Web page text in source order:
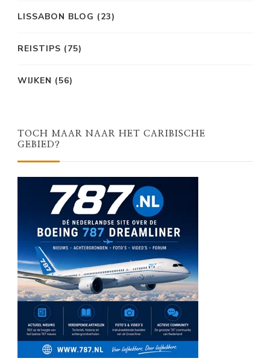
LISSABON BLOG (23)
REISTIPS (75)
WIJKEN (56)
TOCH MAAR NAAR HET CARIBISCHE
GEBIED?